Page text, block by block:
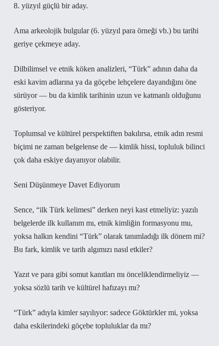
8. yüzyıl güçlü bir aday.
Ama arkeolojik bulgular (6. yüzyıl para örneği vb.) bu tarihi
geriye çekmeye aday.
Dilbilimsel ve etnik köken analizleri, “Türk” adının daha da
eski kavim adlarına ya da göçebe lehçelere dayandığını öne
sürüyor — bu da kimlik tarihinin uzun ve katmanlı olduğunu
gösteriyor.
Toplumsal ve kültürel perspektiften bakılırsa, etnik adın resmi
biçimi ne zaman belgelense de — kimlik hissi, topluluk bilinci
çok daha eskiye dayanıyor olabilir.
Seni Düşünmeye Davet Ediyorum
Sence, “ilk Türk kelimesi” derken neyi kast etmeliyiz: yazılı
belgelerde ilk kullanım mı, etnik kimliğin formasyonu mu,
yoksa halkın kendini “Türk” olarak tanımladığı ilk dönem mi?
Bu fark, kimlik ve tarih algımızı nasıl etkiler?
Yazıt ve para gibi somut kanıtları mı önceliklendirmeliyiz —
yoksa sözlü tarih ve kültürel hafızayı mı?
“Türk” adıyla kimler sayılıyor: sadece Göktürkler mi, yoksa
daha eskilerindeki göçebe topluluklar da mı?